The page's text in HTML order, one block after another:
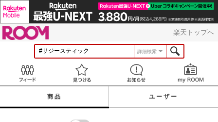
楽天トップへ
詳細検索
見つける お知らせ
商品 ユーザー